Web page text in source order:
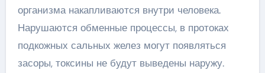
организма накапливаются внутри человека.
Нарушаются обменные процессы, в протоках
подкожных сальных желез могут появляться
засоры, токсины не будут выведены наружу.